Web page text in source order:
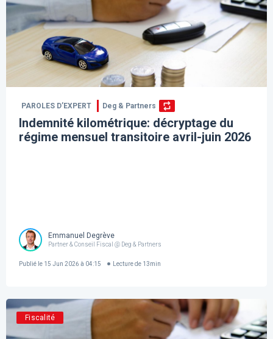
PAROLES D’EXPERT Deg & Partners
Indemnité kilométrique: décryptage du
régime mensuel transitoire avril-juin 2026
Emmanuel Degrève
Partner & Conseil Fiscal @ Deg & Partners
Publié le 15 Jun 2026 à 04:15 Lecture de 13min
Fiscalité